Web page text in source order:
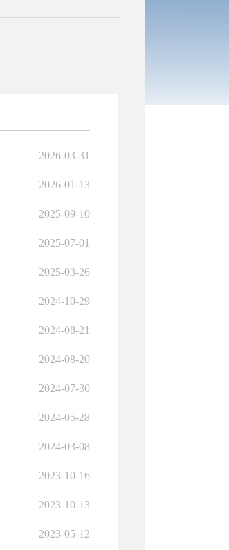
2026-03-31
2026-01-13
2025-09-10
2025-07-01
2025-03-26
2024-10-29
2024-08-21
2024-08-20
2024-07-30
2024-05-28
2024-03-08
2023-10-16
2023-10-13
2023-05-12